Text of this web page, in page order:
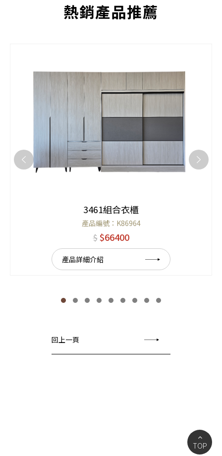
熱銷產品推薦
3461組合衣櫃
產品編號：K86964
$$66400
產品詳細介紹
回上一頁
TOP